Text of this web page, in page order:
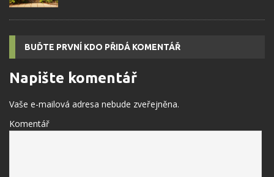
BUĎTE PRVNÍ KDO PŘIDÁ KOMENTÁŘ
Napište komentář
Vaše e-mailová adresa nebude zveřejněna.
Komentář